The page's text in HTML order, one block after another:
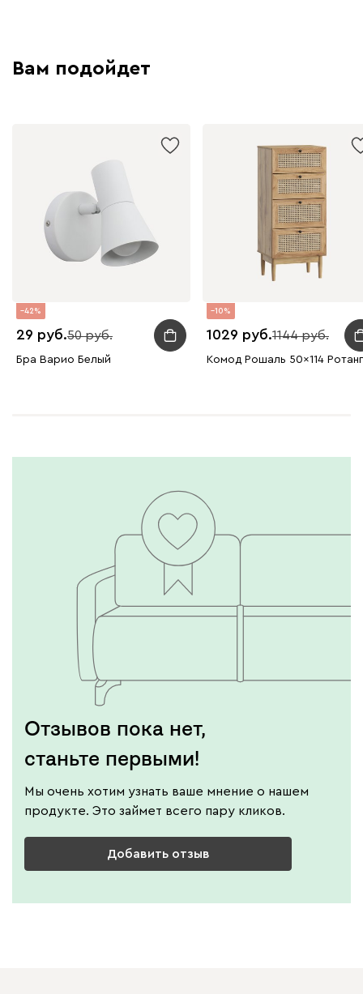
Вам подойдет
42
29 50
Бра Варио Белый
10
1029 1144
Комод Рошаль 50x114 Ротанг
Отзывов пока нет,
станьте первыми!
Мы очень хотим узнать ваше мнение о нашем
продукте. Это займет всего пару кликов.
Добавить отзыв